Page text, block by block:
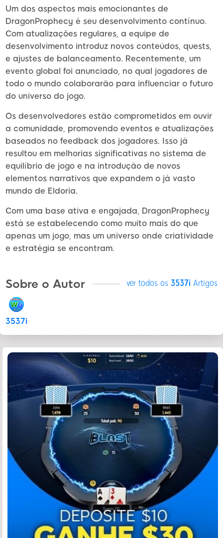
Um dos aspectos mais emocionantes de
DragonProphecy é seu desenvolvimento contínuo.
Com atualizações regulares, a equipe de
desenvolvimento introduz novos conteúdos, quests,
e ajustes de balanceamento. Recentemente, um
evento global foi anunciado, no qual jogadores de
todo o mundo colaborarão para influenciar o futuro
do universo do jogo.
Os desenvolvedores estão comprometidos em ouvir
a comunidade, promovendo eventos e atualizações
baseados no feedback dos jogadores. Isso já
resultou em melhorias significativas no sistema de
equilíbrio de jogo e na introdução de novos
elementos narrativos que expandem o já vasto
mundo de Eldoria.
Com uma base ativa e engajada, DragonProphecy
está se estabelecendo como muito mais do que
apenas um jogo, mas um universo onde criatividade
e estratégia se encontram.
Sobre o Autor ver todos os 3537i Artigos
3537i